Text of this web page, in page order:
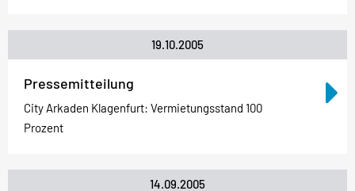
19.10.2005
Pressemitteilung
City Arkaden Klagenfurt: Vermietungsstand 100
Prozent
14.09.2005